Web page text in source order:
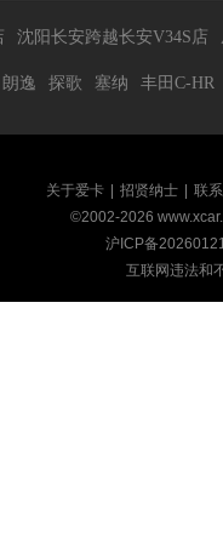
沈阳长安跨越长安V34S店
朗逸 探歌 塞纳 丰田C-HR
关于爱卡 招贤纳士
联
©2002-2026
沪ICP备
互联网违法和